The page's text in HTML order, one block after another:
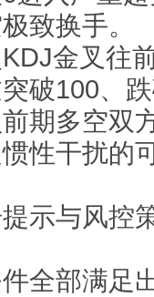
致换手。
金叉往
破100、
期多空双
性干扰的
示与风控
全部满足